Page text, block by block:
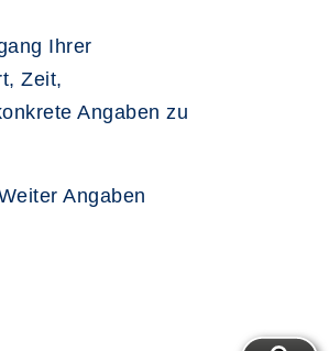
Ihrer
Zeit,
Angaben zu
Angaben